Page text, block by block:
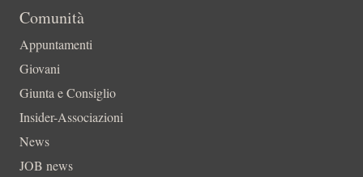
Comunità
Appuntamenti
Giovani
Giunta e Consiglio
Insider-Associazioni
News
JOB news